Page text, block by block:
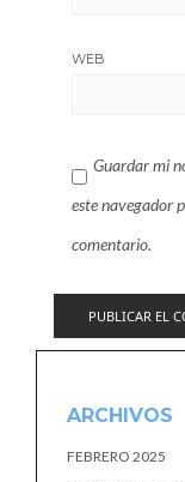
WEB
Guardar mi
este navegador
comentario.
ARCHIVOS
FEBRERO 2025